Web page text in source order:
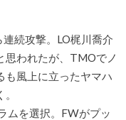
続攻撃。LO梶川喬介
思われたが、TMOでノ
も風上に立ったヤマハ
ムを選択。FWがプッ